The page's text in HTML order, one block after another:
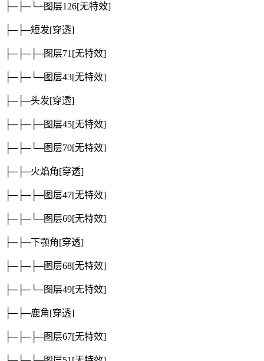
├─├─└─图层126[无特效]
├─├─短发[穿透]
├─├─├─图层71 [无特效]
├─├─└─图层43[无特效]
├─├─头发[穿透]
├─├─├─图层45[无特效]
├─├─└─图层70[无特效]
├─├─火焰角[穿透]
├─├─├─图层47[无特效]
├─├─└─图层69[无特效]
├─├─下颚角[穿透]
├─├─├─图层68[无特效]
├─├─└─图层49[无特效]
├─├─鹿角[穿透]
├─├─├─图层67[无特效]